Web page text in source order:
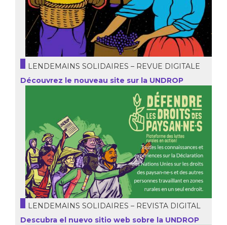
LENDEMAINS SOLIDAIRES – REVUE DIGITALE
Découvrez le nouveau site sur la UNDROP
LENDEMAINS SOLIDAIRES – REVISTA DIGITAL
Descubra el nuevo sitio web sobre la UNDROP